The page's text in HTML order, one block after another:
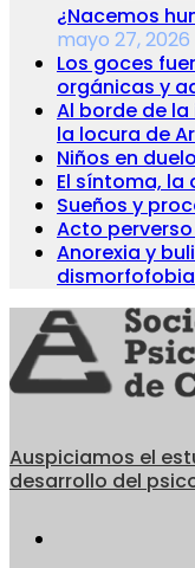
¿Nacemos
mayo 27, 2026
Los goces
orgánicas y
Al borde de
la locura de
Niños en duelo
El síntoma, la
Sueños y
Acto
Anorexia y
dismorfofobia
Auspiciamos el
desarrollo del